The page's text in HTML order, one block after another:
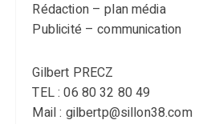
Rédaction – plan média
Publicité – communication
Gilbert PRECZ
TEL : 06 80 32 80 49
Mail : gilbertp@sillon38.com